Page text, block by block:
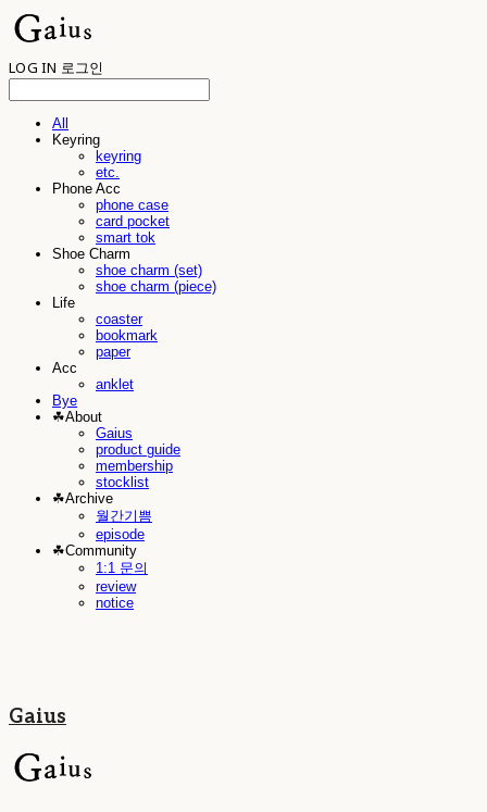
LOG IN 로그인
All
Keyring
keyring
etc.
Phone Acc
phone case
card pocket
smart tok
Shoe Charm
shoe charm (set)
shoe charm (piece)
Life
coaster
bookmark
paper
Acc
anklet
Bye
☘︎About
Gaius
product guide
membership
stocklist
☘︎Archive
월간기쁨
episode
☘︎Community
1:1 문의
review
notice
Gaius